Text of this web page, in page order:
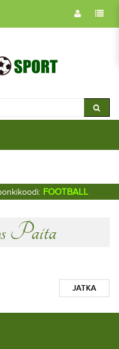
FOOTBALL
Paita
JATKA